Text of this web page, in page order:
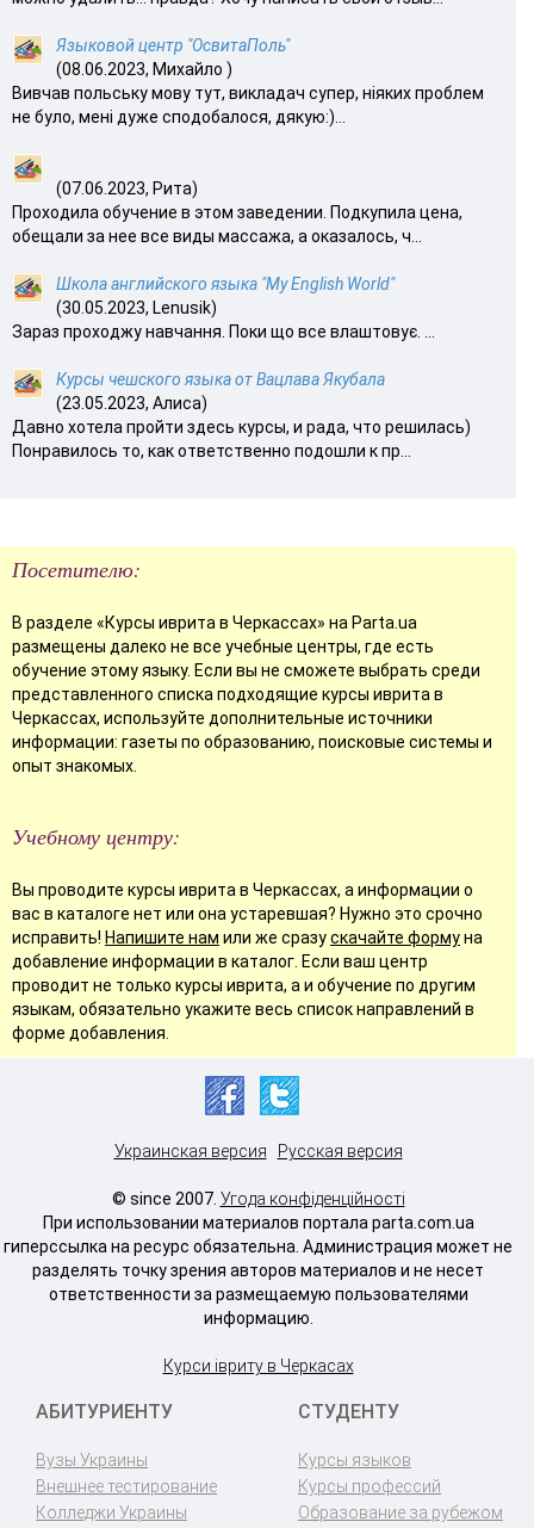
Языковой центр "ОсвитаПоль"
(08.06.2023, Михайло )
Вивчав польську мову тут, викладач супер, ніяких проблем
не було, мені дуже сподобалося, дякую:)...
(07.06.2023, Рита)
Проходила обучение в этом заведении. Подкупила цена,
обещали за нее все виды массажа, а оказалось, ч...
Школа английского языка "My English World"
(30.05.2023, Lenusik)
Зараз проходжу навчання. Поки що все влаштовує. ...
Курсы чешского языка от Вацлава Якубала
(23.05.2023, Алиса)
Давно хотела пройти здесь курсы, и рада, что решилась)
Понравилось то, как ответственно подошли к пр...
Посетителю:
В разделе «Курсы иврита в Черкассах» на Parta.ua
размещены далеко не все учебные центры, где есть
обучение этому языку. Если вы не сможете выбрать среди
представленного списка подходящие курсы иврита в
Черкассах, используйте дополнительные источники
информации: газеты по образованию, поисковые системы и
опыт знакомых.
Учебному центру:
Вы проводите курсы иврита в Черкассах, а информации о
вас в каталоге нет или она устаревшая? Нужно это срочно
исправить! Напишите нам или же сразускачайте формуна
добавление информации в каталог. Если ваш центр
проводит не только курсы иврита, а и обучение по другим
языкам, обязательно укажите весь список направлений в
форме добавления.
Украинская версия Русская версия
© since 2007. Угода конфіденційності
При использовании материалов портала parta.com.ua
гиперссылка на ресурс обязательна. Администрация может не
разделять точку зрения авторов материалов и не несет
ответственности за размещаемую пользователями
информацию.
Курси івриту в Черкасах
АБИТУРИЕНТУ
Вузы Украины
Внешнее тестирование
Колледжи Украины
СТУДЕНТУ
Курсы языков
Курсы профессий
Образование за рубежом